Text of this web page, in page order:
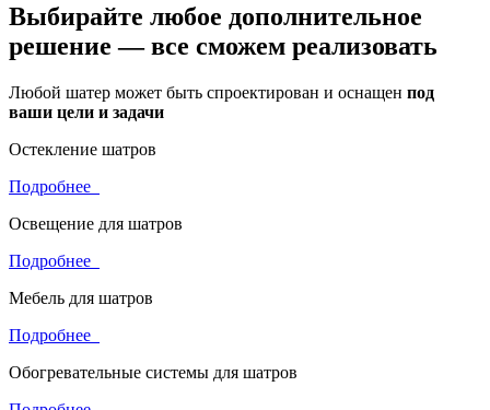
Выбирайте любое дополнительное
решение —все сможем реализовать
Любой шатер может быть спроектирован и оснащен под
ваши цели и задачи
Остекление шатров
Подробнее
Освещение для шатров
Подробнее
Мебель для шатров
Подробнее
Обогревательные системы для шатров